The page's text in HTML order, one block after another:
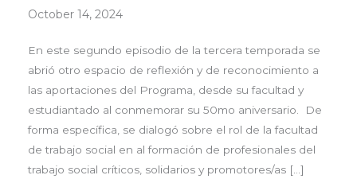
October 14, 2024
En este segundo episodio de la tercera temporada se
abrió otro espacio de reflexión y de reconocimiento a
las aportaciones del Programa, desde su facultad y
estudiantado al conmemorar su 50mo aniversario. De
forma específica, se dialogó sobre el rol de la facultad
de trabajo social en al formación de profesionales del
trabajo social críticos, solidarios y promotores/as […]